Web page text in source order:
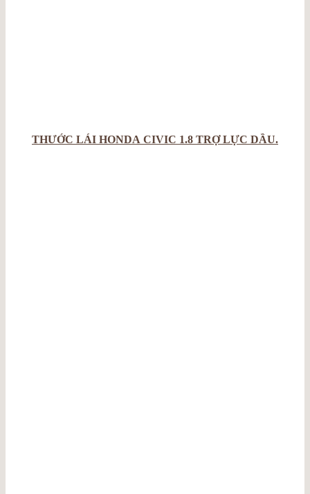
THƯỚC LÁI HONDA CIVIC 1.8 TRỢ LỰC DẦU.